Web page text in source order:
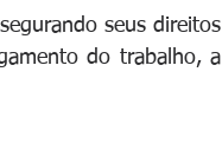
seus direitos
do trabalho, a